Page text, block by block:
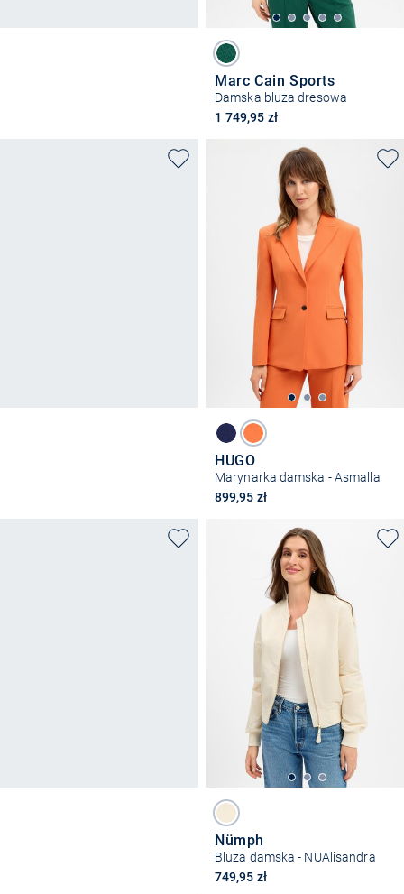
Marc Cain Sports
Damska bluza dresowa
1 749,95 zł
HUGO
Marynarka damska - Asmalla
899,95 zł
Nümph
Bluza damska - NUAlisandra
749,95 zł